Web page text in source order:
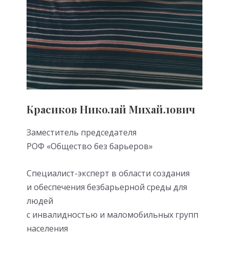
Красиков Николай Михайлович
Заместитель председателя
РОФ «Общество без барьеров»
Специалист-эксперт в области создания
и обеспечения безбарьерной среды для
людей
с инвалидностью и маломобильных групп
населения